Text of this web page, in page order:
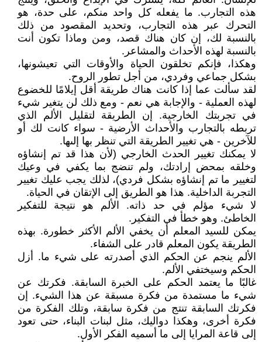
هذه التجارب. ما يفعله كل واحد منكم، على حدة، هو
التحرك عبر هذه التجارب، وتحديد المقصود من ذلك
بالنسبة لك، إن كان هناك قصد، ومن وماذا تكون أنت
بالنسبة لهذه الأحداث والمشاعر.
وهكذا، فإنكم تخلقون الحياة والأوقات التي تعيشونها،
بشكل جماعي وفردي، من أجل تطور الروح.
لقد سألت عما إذا كانت هناك طريقة أقل إيلامًا للخضوع
لهذه العملية - والإجابة هي نعم - ومع ذلك لن يتغير شيء
في تجربتك الخارجية. إن الطريقة لتقليل الألم الذي
تربطه بالتجارب والأحداث الأرضية - سواء كانت لك أو
للآخرين - هي تغيير الطريقة التي تنظر بها إلىها.
لا يمكنك تغيير الحدث الخارجي (لأن هذا قد تم إنشاؤه
وخلقه بمحض إرادتك، ولم تنضج بما يكفي في وعيك
لتغيير ما تم إنشاؤه بشكل فردي)، لذلك يجب عليك تغيير
التجربة الداخلية. هذا هو الطريق إلى الإتقان في الحياة.
لا شيء مؤلم في حد ذاته. الألم هو نتيجة للتفكير
الخاطئ. وهو خطأ في التفكير.
يمكن للسيد المعلم أن يخفي الألم الأكثر خطورة. بهذه
الطريقة يكون المعلم قادر على الشفاء.
الألم ينجم عن الحكم الذي أصدرته على شيء ما. أزل
الحكم وسيختفي الألم.
غالبًا ما يعتمد الحكم على الخبرة السابقة. فكرتك عن
شيء ما مستمدة من فكرة مسبقة عن هذا الشيء. إن
فكرتك السابقة تنتج من فكرة سابقة، وتلك الفكرة من
فكرة أخرى، وهكذا دواليك، مثل لبنات البناء، حتى تعود
إلى قاعة المرايا إلى ما أسميه الفكر الأول.